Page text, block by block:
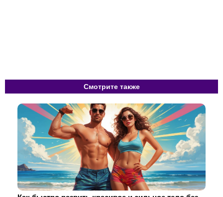
Смотрите также